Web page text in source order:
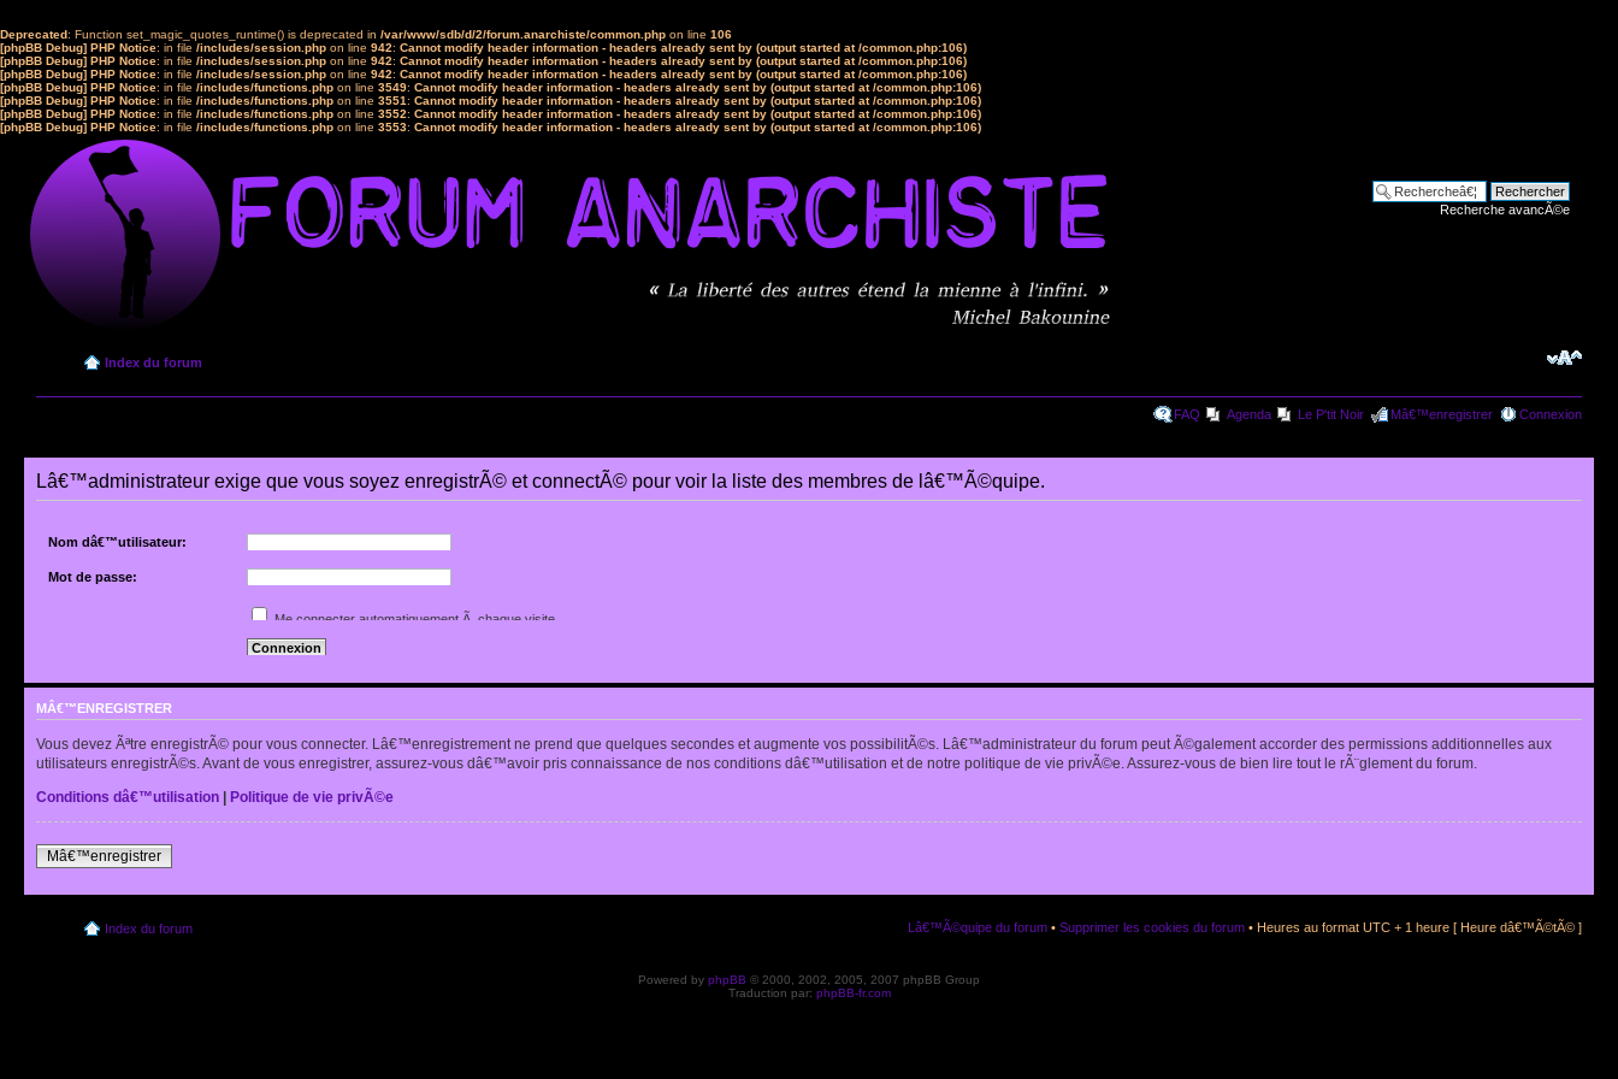
Deprecated: Function set_magic_quotes_runtime() is deprecated in /var/www/sdb/d/2/forum.anarchiste/common.php on line 106
[phpBB Debug] PHP Notice: in file /includes/session.php on line 942: Cannot modify header information - headers already sent by (output started at /common.php:106)
[phpBB Debug] PHP Notice: in file /includes/session.php on line 942: Cannot modify header information - headers already sent by (output started at /common.php:106)
[phpBB Debug] PHP Notice: in file /includes/session.php on line 942: Cannot modify header information - headers already sent by (output started at /common.php:106)
[phpBB Debug] PHP Notice: in file /includes/functions.php on line 3549: Cannot modify header information - headers already sent by (output started at /common.php:106)
[phpBB Debug] PHP Notice: in file /includes/functions.php on line 3551: Cannot modify header information - headers already sent by (output started at /common.php:106)
[phpBB Debug] PHP Notice: in file /includes/functions.php on line 3552: Cannot modify header information - headers already sent by (output started at /common.php:106)
[phpBB Debug] PHP Notice: in file /includes/functions.php on line 3553: Cannot modify header information - headers already sent by (output started at /common.php:106)
Recherche avancÃ©e
Index du forum
FAQ Agenda Le P'tit Noir Mâ€™enregistrer Connexion
Lâ€™administrateur exige que vous soyez enregistrÃ© et connectÃ© pour voir la liste des membres de lâ€™Ã©quipe.
Nom dâ€™utilisateur:
Mot de passe:
Renvoyer lâ€™e-mail de confirmation
Me connecter automatiquement Ã chaque visite
Cacher mon statut en ligne pour cette session
MÂ€™ENREGISTRER
Vous devez Ãªtre enregistrÃ© pour vous connecter. Lâ€™enregistrement ne prend que quelques secondes et augmente vos possibilitÃ©s. Lâ€™administrateur du forum peut Ã©galement accorder des permissions additionnelles aux
utilisateurs enregistrÃ©s. Avant de vous enregistrer, assurez-vous dâ€™avoir pris connaissance de nos conditions dâ€™utilisation et de notre politique de vie privÃ©e. Assurez-vous de bien lire tout le rÃ¨glement du forum.
Conditions dâ€™utilisation
Politique de vie privÃ©e
Mâ€™enregistrer
Index du forum Lâ€™Ã©quipe du forum • Supprimer les cookies du forum • Heures au format UTC + 1 heure [ Heure dâ€™Ã©tÃ© ]
Powered by phpBB © 2000, 2002, 2005, 2007 phpBB Group
Traduction par: phpBB-fr.com